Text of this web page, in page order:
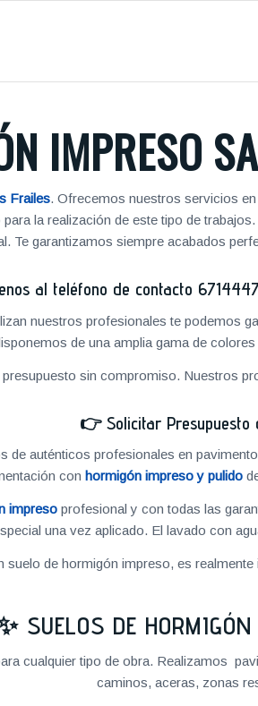
IMPRESO
Frailes. Ofrecemos nuestros servicios
la realización de este tipo de
Te garantizamos siempre acabados
al teléfono de contacto
nuestros profesionales te podemos
de una amplia gama de
presupuesto sin compromiso. Nuestros
👉 Solicitar Presupuesto
de auténticos profesionales en
con hormigón impreso y pulido
impresoprofesional y con todas las
una vez aplicado. El lavado con
suelo de hormigón impreso, es
SUELOS DE
cualquier tipo de obra. Realizamos
caminos, aceras, zonas